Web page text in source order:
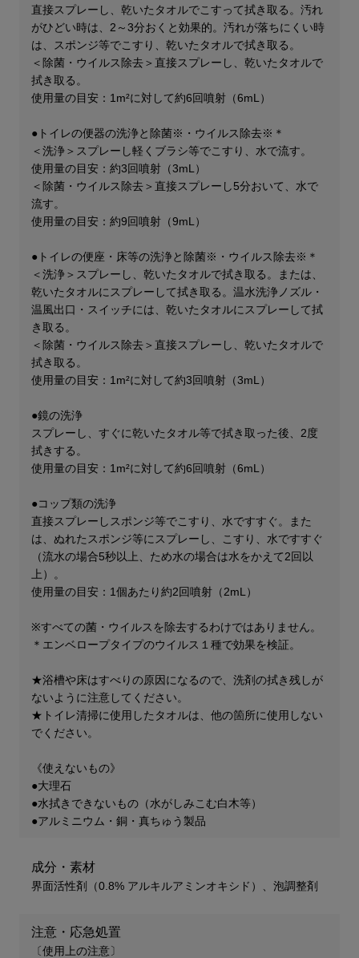
直接スプレーし、乾いたタオルでこすって拭き取る。汚れ
がひどい時は、2～3分おくと効果的。汚れが落ちにくい時
は、スポンジ等でこすり、乾いたタオルで拭き取る。​
＜除菌・ウイルス除去＞直接スプレーし、乾いたタオルで
拭き取る。
使用量の目安：1m²に対して約6回噴射（6mL）
●トイレの便器​の洗浄と除菌※・ウイルス除去※＊
＜洗浄＞スプレーし軽くブラシ等でこすり、水で流す。
使用量の目安：約3回噴射​（3mL）
＜除菌・ウイルス除去＞直接スプレーし5分おいて、水で
流す。
使用量の目安：約9回噴射（9mL）
●トイレの便座・床等​の洗浄と除菌※・ウイルス除去※＊
＜洗浄＞スプレーし、乾いたタオルで拭き取る。または、
乾いたタオルにスプレーして拭き取る。温水洗浄ノズル・
温風出口・スイッチには、乾いたタオルにスプレーして拭
き取る。​
＜除菌・ウイルス除去＞直接スプレーし、乾いたタオルで
拭き取る。
使用量の目安：1m²に対して約3回噴射（3mL）
●鏡​の洗浄​
スプレーし、すぐに乾いたタオル等で拭き取った後、2度
拭きする。
使用量の目安：1m²に対して約6回噴射（6mL）
●コップ類の洗浄
直接スプレーしスポンジ等でこすり、水ですすぐ。また
は、ぬれたスポンジ等にスプレーし、こすり、水ですすぐ
（流水の場合5秒以上、ため水の場合は水をかえて2回以
上）。
使用量の目安：1個あたり約2回噴射（2mL）
※すべての菌・ウイルスを除去するわけではありません。
＊エンベロープタイプのウイルス１種で効果を検証。
★浴槽や床はすべりの原因になるので、洗剤の拭き残しが
ないように注意してください。
★トイレ清掃に使用したタオルは、他の箇所に使用しない
でください。
《使えないもの》
●大理石
●水拭きできないもの（水がしみこむ白木等）
●アルミニウム・銅・真ちゅう製品
成分・素材
界面活性剤（0.8% アルキルアミンオキシド）、泡調整剤​
注意・応急処置
〔使用上の注意〕